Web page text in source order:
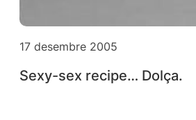
17 desembre 2005
Sexy-sex recipe… Dolça.